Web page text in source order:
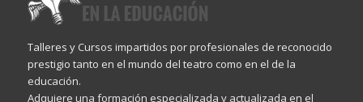
Talleres y Cursos impartidos por profesionales de reconocido
prestigio tanto en el mundo del teatro como en el de la
educación.
Adquiere una formación especializada y actualizada en el